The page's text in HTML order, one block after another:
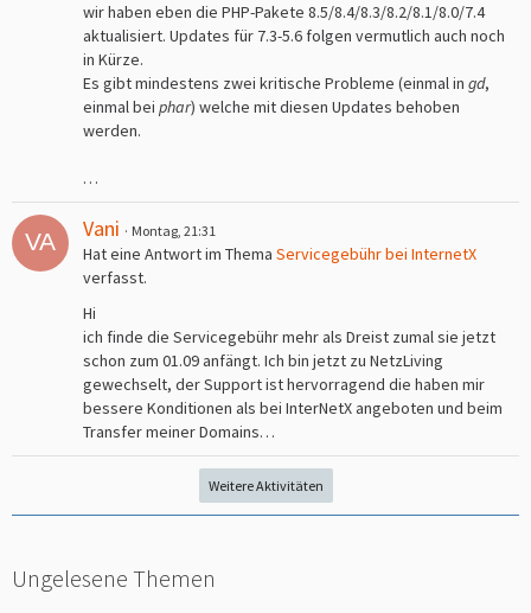
wir haben eben die PHP-Pakete 8.5/8.4/8.3/8.2/8.1/8.0/7.4
aktualisiert. Updates für 7.3-5.6 folgen vermutlich auch noch
in Kürze.
Es gibt mindestens zwei kritische Probleme (einmal in gd,
einmal bei phar) welche mit diesen Updates behoben
werden.
…
Vani Montag, 21:31
Hat eine Antwort im Thema Servicegebühr bei InternetX
verfasst.
Hi
ich finde die Servicegebühr mehr als Dreist zumal sie jetzt
schon zum 01.09 anfängt. Ich bin jetzt zu NetzLiving
gewechselt, der Support ist hervorragend die haben mir
bessere Konditionen als bei InterNetX angeboten und beim
Transfer meiner Domains…
Weitere Aktivitäten
Ungelesene Themen